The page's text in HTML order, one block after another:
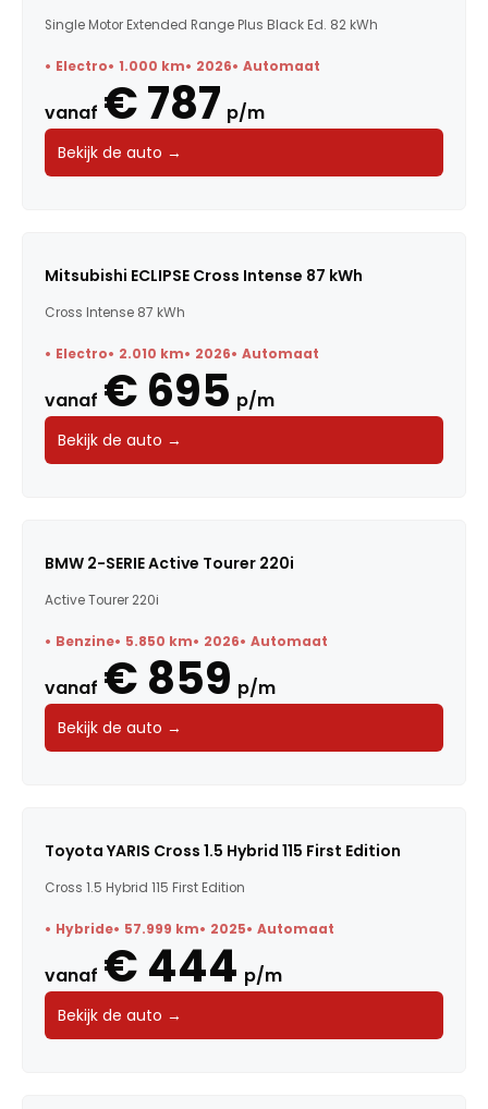
Single Motor Extended Range Plus Black Ed. 82 kWh
Electro 1.000 km 2026 Automaat
vanaf € 787 p/m
Bekijk de auto →
Mitsubishi ECLIPSE Cross Intense 87 kWh
Cross Intense 87 kWh
Electro 2.010 km 2026 Automaat
vanaf € 695 p/m
Bekijk de auto →
BMW 2-SERIE Active Tourer 220i
Active Tourer 220i
Benzine 5.850 km 2026 Automaat
vanaf € 859 p/m
Bekijk de auto →
Toyota YARIS Cross 1.5 Hybrid 115 First Edition
Cross 1.5 Hybrid 115 First Edition
Hybride 57.999 km 2025 Automaat
vanaf € 444 p/m
Bekijk de auto →